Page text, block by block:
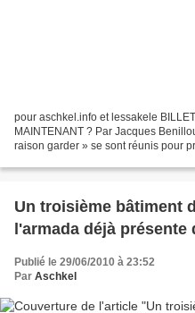
pour aschkel.info et lessakele
MAINTENANT ? Par Jacques
raison garder » se sont réunis pour
Un troisième bâtiment
l'armada déjà présente
Publié le 29/06/2010 à 23:52
Par Aschkel